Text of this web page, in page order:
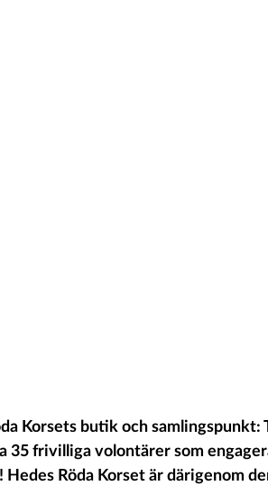
Korsets butik och samlingspunkt:
35 frivilliga volontärer som
Röda Korset är därigenom